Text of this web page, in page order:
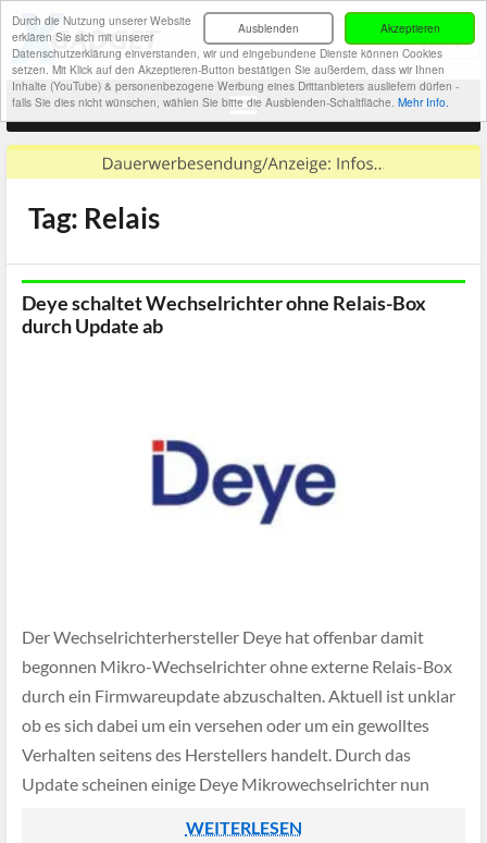
Akzeptieren
Ausblenden
Durch die Nutzung unserer Website
erklären Sie sich mit unserer
Datenschutzerklärung einverstanden, wir und eingebundene Dienste können Cookies
setzen. Mit Klick auf den Akzeptieren-Button bestätigen Sie außerdem, dass wir Ihnen
Inhalte (YouTube) & personenbezogene Werbung eines Drittanbieters ausliefern dürfen -
falls Sie dies nicht wünschen, wählen Sie bitte die Ausblenden-Schaltfläche. Mehr Info.
Tag: Relais
Deye schaltet Wechselrichter ohne Relais-Box
durch Update ab
Der Wechselrichterhersteller Deye hat offenbar damit
begonnen Mikro-Wechselrichter ohne externe Relais-Box
durch ein Firmwareupdate abzuschalten. Aktuell ist unklar
ob es sich dabei um ein versehen oder um ein gewolltes
Verhalten seitens des Herstellers handelt. Durch das
Update scheinen einige Deye Mikrowechselrichter nun
WEITERLESEN